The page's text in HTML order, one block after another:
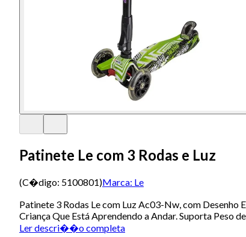
Patinete Le com 3 Rodas e Luz
(C�digo: 5100801)Marca: Le
Patinete 3 Rodas Le com Luz Ac03-Nw, com Desenho
Criança Que Está Aprendendo a Andar. Suporta Peso
Ler descri��o completa